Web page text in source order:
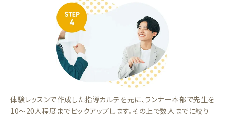
体験レッスンで作成した指導カルテを元に、ランナー本部で先生を
10～20人程度までピックアップします。その上で数人までに絞り